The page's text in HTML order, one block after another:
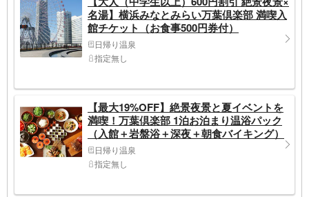
名湯】横浜みなとみらい万葉倶楽部 満喫入
館チケット（お食事500円券付）
日帰り温泉
指定無し
【最大19%OFF】絶景夜景と夏イベントを
満喫！万葉倶楽部 1泊お泊まり温浴パック
（入館＋岩盤浴＋深夜＋朝食バイキング）
日帰り温泉
指定無し